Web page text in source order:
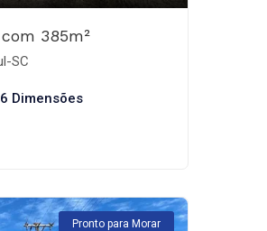
385m²
SC
Dimensões
Pronto para Morar